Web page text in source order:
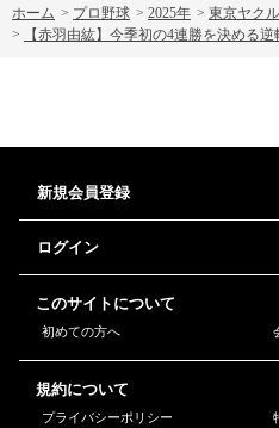
ホーム > プロ野球 > 2025年 > 東京ヤク
>
【赤羽由紘】今季初の4連勝を決める逆
新規会員登録
ログイン
このサイトについて
初めての方へ
規約について
プライバシーポリシー